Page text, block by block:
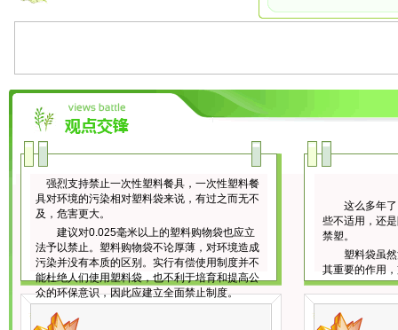
强烈支持禁止一次性塑料餐具，一次性塑料餐
具对环境的污染相对塑料袋来说，有过之而无不
及，危害更大。
建议对0.025毫米以上的塑料购物袋也应立
法予以禁止。塑料购物袋不论厚薄，对环境造成
污染并没有本质的区别。实行有偿使用制度并不
能杜绝人们使用塑料袋，也不利于培育和提高公
众的环保意识，因此应建立全面禁止制度。
这么多年了
些不适用，还
禁塑。
塑料袋虽然
其重要的作用